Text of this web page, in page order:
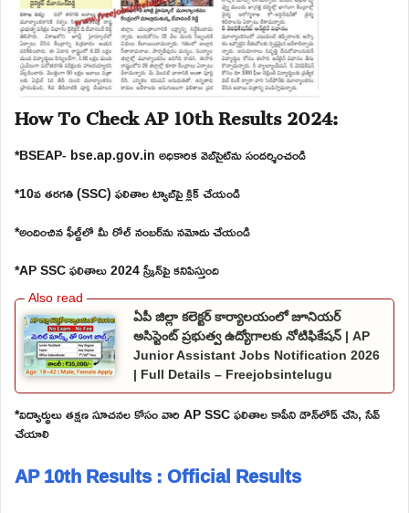
How To Check AP 10th Results 2024:
*BSEAP- bse.ap.gov.in అధికారిక వెబ్‌సైట్‌ను సందర్శించండి
*10వ తరగతి (SSC) ఫలితాల ట్యాబ్‌పై క్లిక్ చేయండి
*అందించిన ఫీల్డ్‌లో మీ రోల్ నంబర్‌ను నమోదు చేయండి
*AP SSC ఫలితాలు 2024 స్క్రీన్‌పై కనిపిస్తుంది
ఏపీ జిల్లా కలెక్టర్ కార్యాలయంలో జూనియర్
అసిస్టెంట్ ప్రభుత్వ ఉద్యోగాలకు నోటిఫికేషన్ | AP
Junior Assistant Jobs Notification 2026
| Full Details – Freejobsintelugu
*విద్యార్థులు తక్షణ సూచనల కోసం వారి AP SSC ఫలితాల కాపీని డౌన్‌లోడ్ చేసి, సేవ్
చేయాలి
AP 10th Results : Official Results